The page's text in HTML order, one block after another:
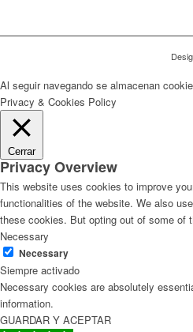
Al seguir navegando se almacenan
Privacy & Cookies Policy
Cerrar
Privacy Overview
This website uses cookies to improve
functionalities of the website. We also
these cookies. But opting out of some of
Necessary
Necessary
Siempre activado
Necessary cookies are absolutely
information.
GUARDAR Y ACEPTAR